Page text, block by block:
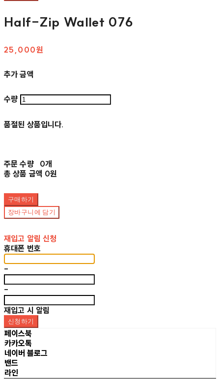
Half-Zip Wallet 076
25,000원
추가 금액
수량
품절된 상품입니다.
주문 수량
0개
총 상품 금액 0원
구매하기
장바구니에 담기
재입고 알림 신청
휴대폰 번호
-
-
재입고 시 알림
신청하기
페이스북
카카오톡
네이버 블로그
밴드
라인